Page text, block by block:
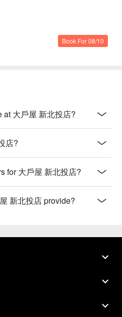
Book For 08/10
大戶屋 新北投店?
店?
for 大戶屋 新北投店?
新北投店 provide?